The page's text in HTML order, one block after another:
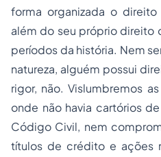
forma organizada o
além do seu próprio direito
períodos da história. Nem
natureza, alguém possui
rigor, não. Vislumbremos
onde não havia cartórios
Código Civil, nem
títulos de crédito e ações